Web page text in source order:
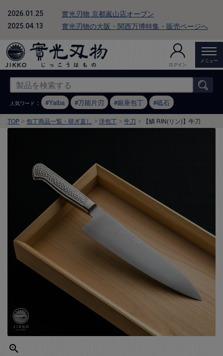
2026.01.25 實光刃物 京都嵐山店オープン
2025.04.13 實光刃物の大阪・関西万博特集・販売ページへ
ログイン
メニュー
人気ワード ： Yaiba 万能片刃 銀座包丁 砥石
TOP 包丁商品一覧・研ぎ直し 洋包丁 牛刀 【鱗 RIN(リン)】牛刀